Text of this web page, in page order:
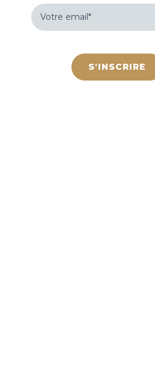
Votre
email
(Nécessaire)